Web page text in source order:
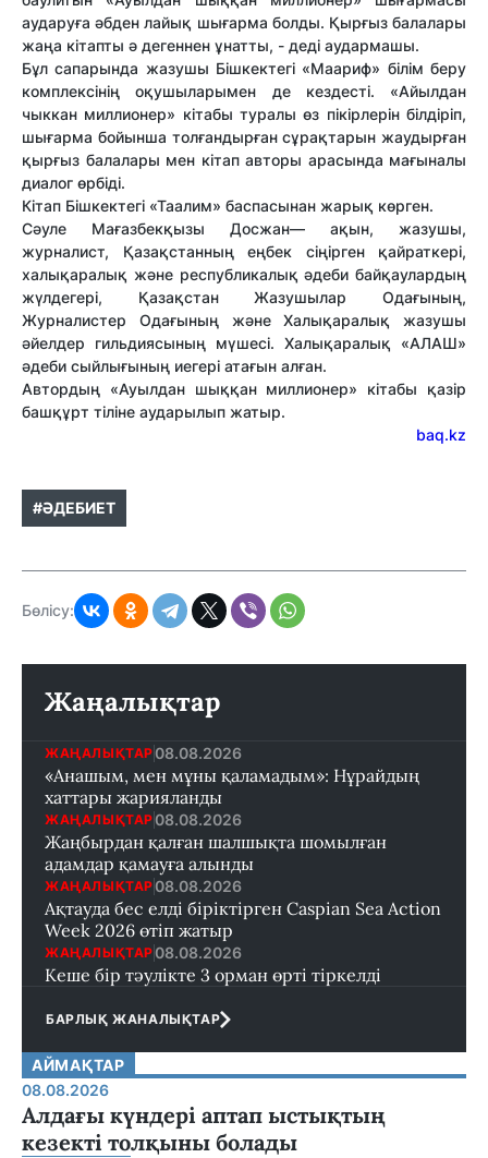
аударуға әбден лайық шығарма болды. Қырғыз балалары
жаңа кітапты ә дегеннен ұнатты, - деді аудармашы.
Бұл сапарында жазушы Бішкектегі «Маариф» білім беру
комплексінің оқушыларымен де кездесті. «Айылдан
чыккан миллионер» кітабы туралы өз пікірлерін білдіріп,
шығарма бойынша толғандырған сұрақтарын жаудырған
қырғыз балалары мен кітап авторы арасында мағыналы
диалог өрбіді.
Кітап Бішкектегі «Таалим» баспасынан жарық көрген.
Сәуле Мағазбекқызы Досжан— ақын, жазушы,
журналист, Қазақстанның еңбек сіңірген қайраткері,
халықаралық және республикалық әдеби байқаулардың
жүлдегері, Қазақстан Жазушылар Одағының,
Журналистер Одағының және Халықаралық жазушы
әйелдер гильдиясының мүшесі. Халықаралық «АЛАШ»
әдеби сыйлығының иегері атағын алған.
Автордың «Ауылдан шыққан миллионер» кітабы қазір
башқұрт тіліне аударылып жатыр.
baq.kz
#ӘДЕБИЕТ
Бөлісу:
Жаңалықтар
ЖАҢАЛЫҚТАР 08.08.2026
«Анашым, мен мұны қаламадым»: Нұрайдың
хаттары жарияланды
ЖАҢАЛЫҚТАР 08.08.2026
Жаңбырдан қалған шалшықта шомылған
адамдар қамауға алынды
ЖАҢАЛЫҚТАР 08.08.2026
Ақтауда бес елді біріктірген Caspian Sea Action
Week 2026 өтіп жатыр
ЖАҢАЛЫҚТАР 08.08.2026
Кеше бір тәулікте 3 орман өрті тіркелді
БАРЛЫҚ ЖАНАЛЫҚТАР
АЙМАҚТАР
08.08.2026
Алдағы күндері аптап ыстықтың
кезекті толқыны болады